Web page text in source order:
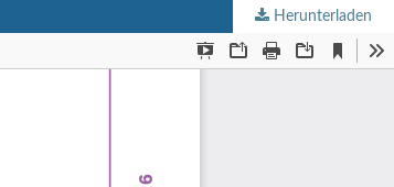
Herunterladen